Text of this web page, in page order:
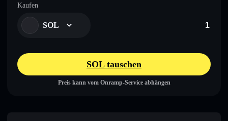
Kaufen
SOL
SOL tauschen
Preis kann vom Onramp-Service abhängen